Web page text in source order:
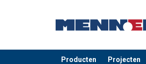
Producten Projecten